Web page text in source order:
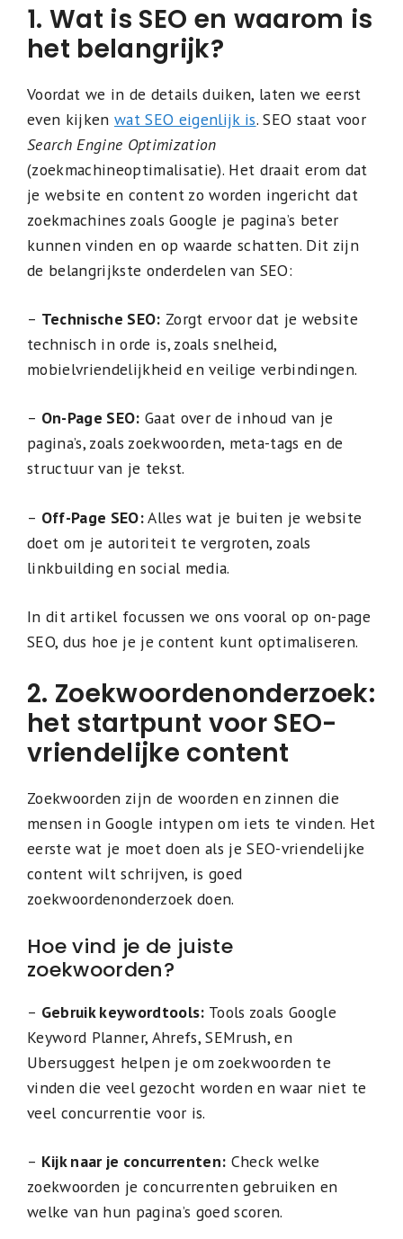
1. Wat is SEO en waarom is
het belangrijk?
Voordat we in de details duiken, laten we eerst
even kijken wat SEO eigenlijk is. SEO staat voor
Search Engine Optimization
(zoekmachineoptimalisatie). Het draait erom dat
je website en content zo worden ingericht dat
zoekmachines zoals Google je pagina’s beter
kunnen vinden en op waarde schatten. Dit zijn
de belangrijkste onderdelen van SEO:
– Technische SEO: Zorgt ervoor dat je website
technisch in orde is, zoals snelheid,
mobielvriendelijkheid en veilige verbindingen.
– On-Page SEO: Gaat over de inhoud van je
pagina’s, zoals zoekwoorden, meta-tags en de
structuur van je tekst.
– Off-Page SEO:Alles wat je buiten je website
doet om je autoriteit te vergroten, zoals
linkbuilding en social media.
In dit artikel focussen we ons vooral op on-page
SEO, dus hoe je je content kunt optimaliseren.
2. Zoekwoordenonderzoek:
het startpunt voor SEO-
vriendelijke content
Zoekwoorden zijn de woorden en zinnen die
mensen in Google intypen om iets te vinden. Het
eerste wat je moet doen als je SEO-vriendelijke
content wilt schrijven, is goed
zoekwoordenonderzoek doen.
Hoe vind je de juiste
zoekwoorden?
– Gebruik keywordtools: Tools zoals Google
Keyword Planner, Ahrefs, SEMrush, en
Ubersuggest helpen je om zoekwoorden te
vinden die veel gezocht worden en waar niet te
veel concurrentie voor is.
– Kijk naar je concurrenten: Check welke
zoekwoorden je concurrenten gebruiken en
welke van hun pagina’s goed scoren.